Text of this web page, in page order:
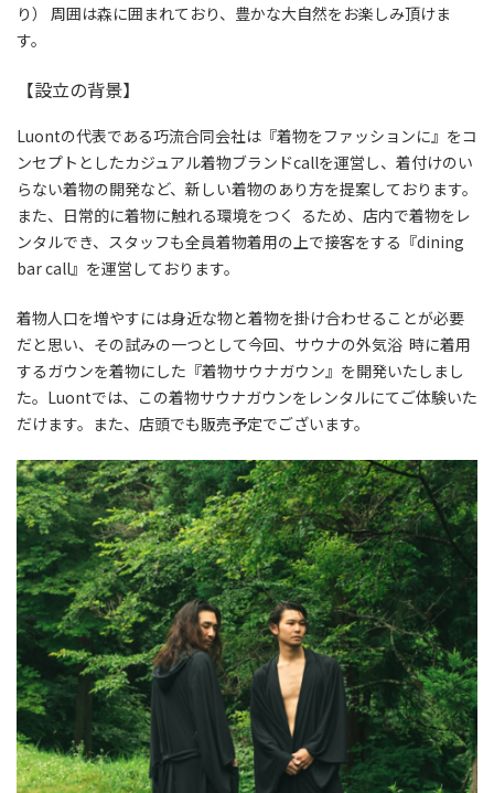
り） 周囲は森に囲まれており、豊かな⼤⾃然をお楽しみ頂けま
す。
【設⽴の背景】
Luontの代表である巧流合同会社は『着物をファッションに』をコ
ンセプトとしたカジュアル着物ブランドcallを運営し、着付けのい
らない着物の開発など、新しい着物のあり⽅を提案しております。
また、⽇常的に着物に触れる環境をつく るため、店内で着物をレ
ンタルでき、スタッフも全員着物着⽤の上で接客をする『dining
bar call』を運営しております。
着物⼈⼝を増やすには⾝近な物と着物を掛け合わせることが必要
だと思い、その試みの⼀つとして今回、サウナの外気浴 時に着⽤
するガウンを着物にした『着物サウナガウン』を開発いたしまし
た。Luontでは、この着物サウナガウンをレンタルにてご体験いた
だけます。また、店頭でも販売予定でございます。